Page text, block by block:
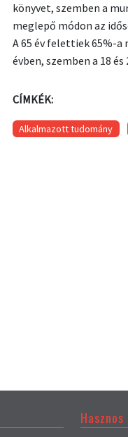
könyvet, szemben a
meglepő módon az
A 65 év felettiek 65%-
évben, szemben a 18
CÍMKÉK:
Alkalmazott tudomány